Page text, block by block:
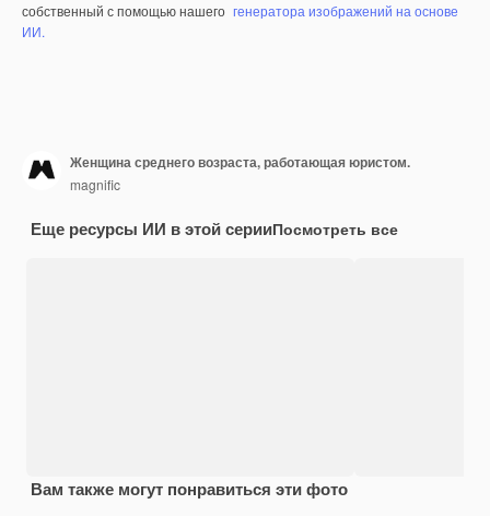
собственный с помощью нашего генератора изображений на основе
ИИ.
Женщина среднего возраста, работающая юристом.
magnific
Еще ресурсы ИИ в этой серииПосмотреть все
Вам также могут понравиться эти фото